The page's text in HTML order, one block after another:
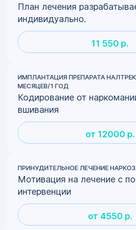
План лечения
индивидуально.
11 550 р.
ИМПЛАНТАЦИЯ ПРЕПАРАТА
МЕСЯЦЕВ/1 ГОД
Кодирование от
вшивания
от 12000 р.
ПРИНУДИТЕЛЬНОЕ ЛЕЧЕНИЕ
Мотивация на лечение с
интервенции
от 4550 р.